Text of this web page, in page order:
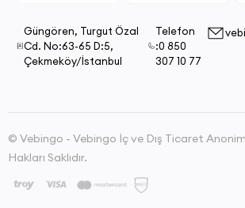
Güngören, Turgut Özal
Cd. No:63-65 D:5,
Çekmeköy/İstanbul
Telefon
:0 850
307 10 77
© Vebingo - Vebingo İç ve Dış Ticaret
Hakları Saklıdır.